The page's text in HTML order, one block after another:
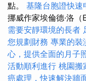
點。 基隆台胞證快速
挪威作家埃倫德·洛（
需要安靜環境的長者
您規劃財務 專業的裝
心，提供全面的月子
活動順利進行 桃園搬
癌處理，快速解決牆